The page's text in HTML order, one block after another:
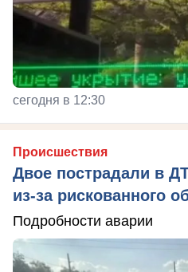
сегодня в 12:30
Происшествия
Двое пострадали в
из-за рискованного
Подробности аварии